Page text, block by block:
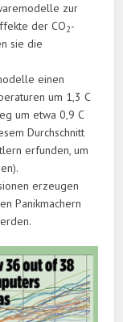
zur
der CO2-
sie die
einen
um 1,3 C
um etwa 0,9 C
Durchschnitt
erfunden, um
erzeugen
Panikmachern